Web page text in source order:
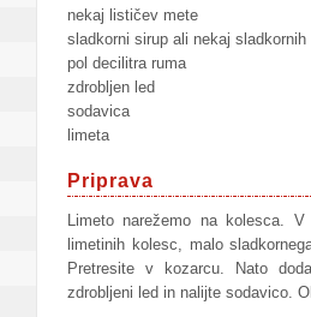
nekaj lističev mete
sladkorni sirup ali nekaj
pol decilitra ruma
zdrobljen led
sodavica
limeta
Priprava
Limeto narežemo na kolesca.
limetinih kolesc, malo
Pretresite v kozarcu. Nato
zdrobljeni led in nalijte sodavico.